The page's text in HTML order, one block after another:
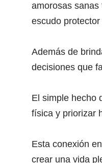
amorosas sanas
escudo
Además de
decisiones que
El simple hecho
física y priorizar
Esta conexión
crear una vida